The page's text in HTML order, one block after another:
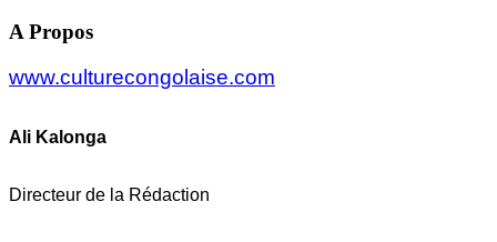
A Propos
www.culturecongolaise.com
Ali Kalonga
Directeur de la Rédaction